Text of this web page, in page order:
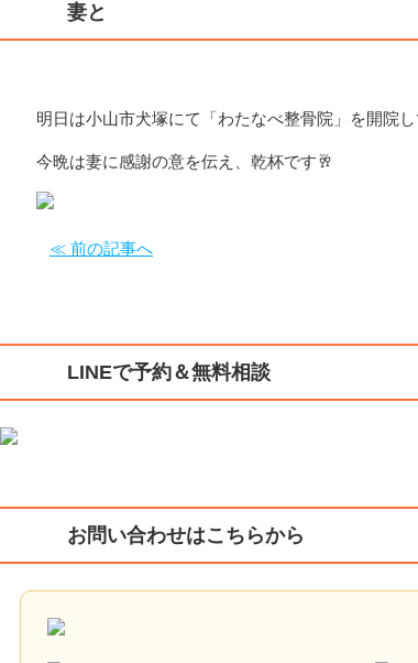
妻と
明日は小山市犬塚にて「わたなべ整骨院」を開院
今晩は妻に感謝の意を伝え、乾杯です🥂
≪ 前の記事へ
LINEで予約＆無料相談
お問い合わせはこちらから